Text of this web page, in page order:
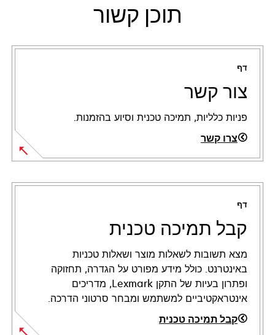
תוכן קשור
דף
צור קשר
פניות כלליות, תמיכה טכנית וסיוע בהזמנות.
צרו קשר
דף
קבל תמיכה טכנית
מצא תשובות לשאלות מוצר ושאלות טכניות
באינטרנט. כולל מידע מפורט על הגדרה, תחזוקה
ופתרון בעיות של התקן Lexmark, מדריכים
אינטראקטיביים למשתמש ומבחר סרטוני הדרכה.
קבל תמיכה טכנית